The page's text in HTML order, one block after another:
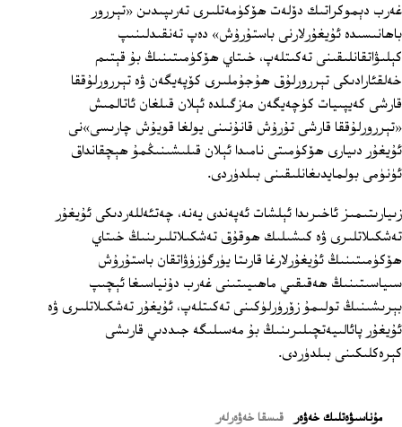
غەرب دېموكراتىك دۆلەت ھۆكۈمەتلىرى تەرىپىدىن «تېررور
باھانىسىدە ئۇيغۇرلارنى باستۇرۇش» دەپ تەنقىدلىنىپ
كېلىۋاتقانلىقىنى تەكىتلەپ، خىتاي ھۆكۈمىتىنىڭ بۇ قېتىم
خەلقئارادىكى تېررورلۇق ھۇجۇملىرى كۆپەيگەن ۋە تېررورلۇققا
قارشى كەيپىيات كۈچەيگەن مەزگىلدە ئېلان قىلغان ئاتالمىش
«تېررورلۇققا قارشى تۇرۇش قانۇنىنى يولغا قويۇش چارىسى»نى
ئۇيغۇر دىيارى ھۆكۈمىتى نامىدا ئېلان قىلىشىنىڭمۇ ھېچقانداق
ئۈنۈمى بولمايدىغانلىقىنى بىلدۈردى.
زىيارىتىمىز ئاخىرىدا ئېلشات ئەپەندى يەنە، چەتئەللەردىكى ئۇيغۇر
تەشكىلاتلىرى ۋە كىشىلىك ھوقۇق تەشكىلاتلىرىنىڭ خىتاي
ھۆكۈمىتىنىڭ ئۇيغۇرلارغا قارىتا يۈرگۈزۈۋاتقان باستۇرۇش
سىياسىتىنىڭ ھەقىقىي ماھىيىتىنى غەرب دۇنياسىغا ئېچىپ
بېرىشىنىڭ تولىمۇ زۆرۈرلۈكىنى تەكىتلەپ، ئۇيغۇر تەشكىلاتلىرى ۋە
ئۇيغۇر پائالىيەتچىلىرىنىڭ بۇ مەسىلىگە جىددىي قارىشى
كېرەكلىكىنى بىلدۈردى.
ﻣﯘﻧﺎﺳﯩﯟﻩﺗﻠﯩﻚ ﺧﻪﯞﻩﺭ قىسقا خەۋەرلەر